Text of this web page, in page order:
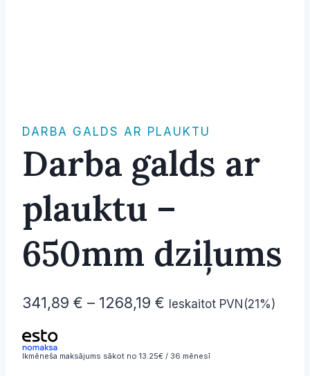
DARBA GALDS AR PLAUKTU
Darba galds ar
plauktu –
650mm dziļums
341,89 € – 1268,19 € Price
341,89 €
Ieskaitot PVN(21%)
Ikmēneša maksājums sākot no 13.25€ / 36 mēnesī